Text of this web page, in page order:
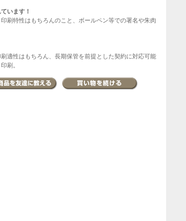
います！
刷特性はもちろんのこと、ボールペン等での署名や朱肉
適性はもちろん、長期保管を前提とした契約に対応可能
刷。